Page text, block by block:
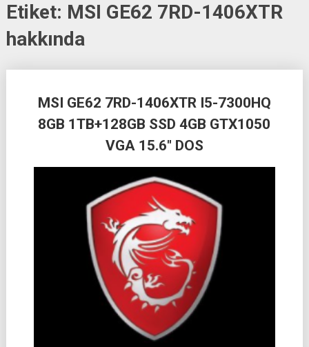
Etiket: MSI GE62 7RD-1406XTR
hakkında
MSI GE62 7RD-1406XTR I5-7300HQ
8GB 1TB+128GB SSD 4GB GTX1050
VGA 15.6″ DOS
navigation